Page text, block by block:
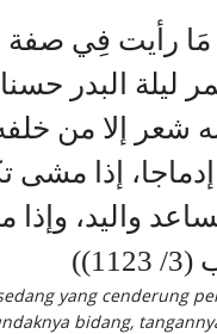
رأيت فِي صفة
ليلة البدر
شعر إلا من
إذا
واليد،
yang cenderung
bidang,